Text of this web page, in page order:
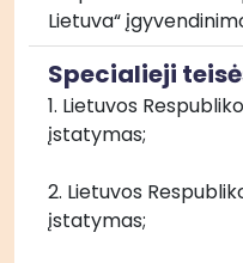
Lietuva“
Specialieji
1. Lietuvos
įstatymas;
2. Lietuvos
įstatymas;